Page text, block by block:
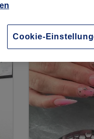
Buchungen
Nähe zu finden.
Cookie-